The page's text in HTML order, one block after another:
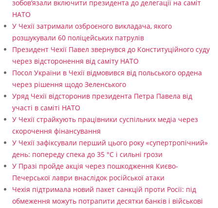
зобов’язали включити президента до делегації на саміт
НАТО
У Чехії затримали озброєного викладача, якого
розшукували 60 поліцейських патрулів
Президент Чехії Павел звернувся до Конституційного суду
через відсторонення від саміту НАТО
Посол України в Чехії відмовився від польського ордена
через рішення щодо Зеленського
Уряд Чехії відсторонив президента Петра Павела від
участі в саміті НАТО
У Чехії страйкують працівники суспільних медіа через
скорочення фінансування
У Чехії зафіксували перший цього року «супертропічний»
день: попереду спека до 35 °C і сильні грози
У Празі пройде акція через пошкодження Києво-
Печерської лаври внаслідок російської атаки
Чехія підтримала новий пакет санкцій проти Росії: під
обмеження можуть потрапити десятки банків і військові